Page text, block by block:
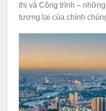
thị và Công trình –
tương lai của chính